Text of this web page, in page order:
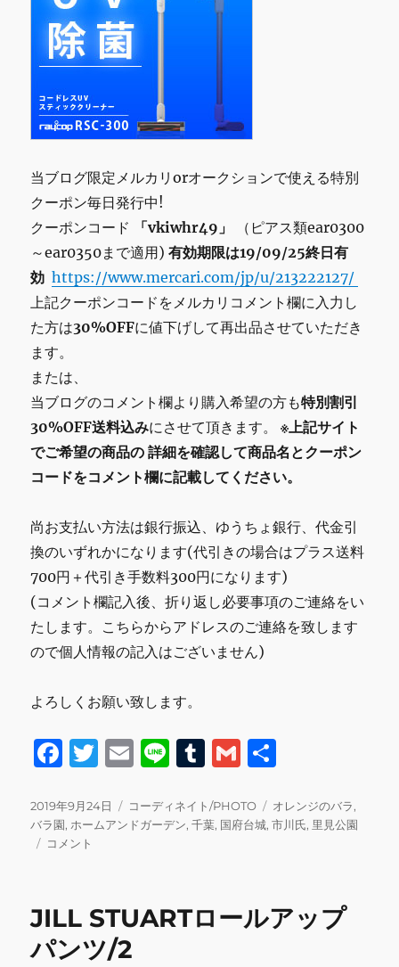
当ブログ限定メルカリorオークションで使える特別
クーポン毎日発行中!
クーポンコード
「vkiwhr49」
（ピアス類ear0300
～ear0350まで適用)有効期限は19/09/25終日有
効 https://www.mercari.com/jp/u/213222127/
上記クーポンコードをメルカリコメント欄に入力し
た方は30%OFFに値下げして再出品させていただき
ます。
または、
当ブログのコメント欄より購入希望の方も特別割引
30%OFF送料込みにさせて頂きます。※上記サイト
でご希望の商品の 詳細を確認して商品名とクーポン
コードをコメント欄に記載してください。
尚お支払い方法は銀行振込、ゆうちょ銀行、代金引
換のいずれかになります(代引きの場合はプラス送料
700円＋代引き手数料300円になります)
(コメント欄記入後、折り返し必要事項のご連絡をい
たします。こちらからアドレスのご連絡を致します
ので個人情報の記入はございません)
よろしくお願い致します。
F
c
e
o
k
T
it
te
E
ai
l
Li
e
T
m
bl
G
ai
l
投
稿
日:
2019年9月24日
カ
テ
コーディネイト/PHOTO
タ
グ
オレンジのバラ,
バラ園, ホームアンドガーデン,千葉, 国府台城,市川氏, 里見公園
バ
ム
ア
コメント
JILL STUARTロールアップ
パンツ/2